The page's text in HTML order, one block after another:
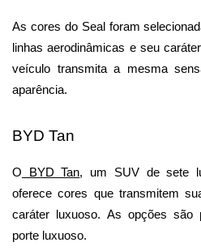
As cores do Seal foram
linhas aerodinâmicas e seu
veículo transmita a mesma
aparência.
BYD Tan
O BYD Tan, um SUV de sete
oferece cores que transmitem
caráter luxuoso. As opções são
porte luxuoso.